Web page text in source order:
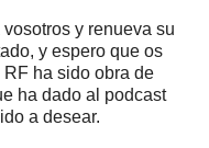
y renueva su
y espero que os
ha sido obra de
ha dado al podcast
a desear.